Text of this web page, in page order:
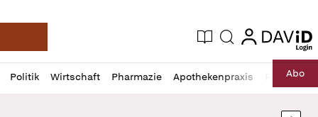
Deutsche Apotheker Zeitung
Aktuelle Ausgabe
Suche login
login
Politik Wirtschaft Pharmazie Apothekenpraxis RechtAbo
Profil
öffnen
Daz
Pur